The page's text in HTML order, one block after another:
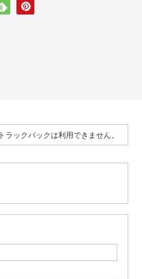
トラックバックは利用できません。